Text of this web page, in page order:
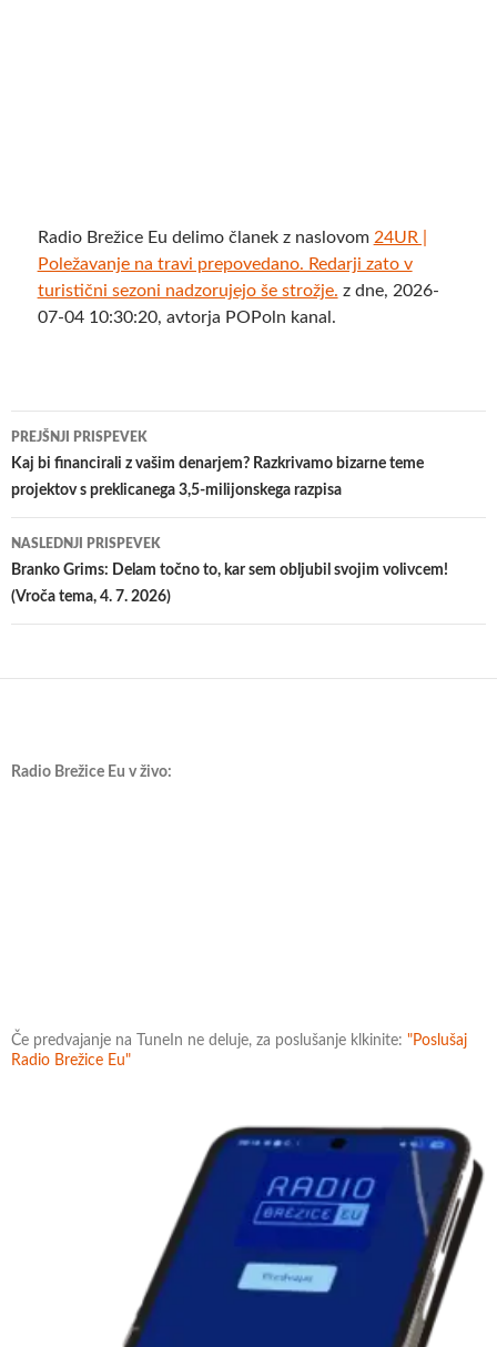
Radio Brežice Eu delimo članek z naslovom 24UR |
Poležavanje na travi prepovedano. Redarji zato v
turistični sezoni nadzorujejo še strožje. z dne, 2026-
07-04 10:30:20, avtorja POPoln kanal.
Krmarjenje
po
prispevkih
PREJŠNJI PRISPEVEK
Kaj bi financirali z vašim denarjem? Razkrivamo bizarne teme
projektov s preklicanega 3,5-milijonskega razpisa
NASLEDNJI PRISPEVEK
Branko Grims: Delam točno to, kar sem obljubil svojim volivcem!
(Vroča tema, 4. 7. 2026)
Radio Brežice Eu v živo:
Če predvajanje na TuneIn ne deluje, za poslušanje klkinite: "Poslušaj
Radio Brežice Eu"